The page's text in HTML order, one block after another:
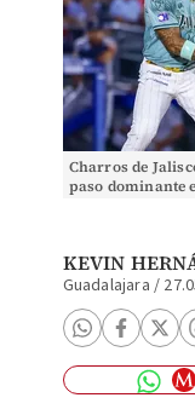
Charros de
paso dominante
KEVIN
Guadalajara /